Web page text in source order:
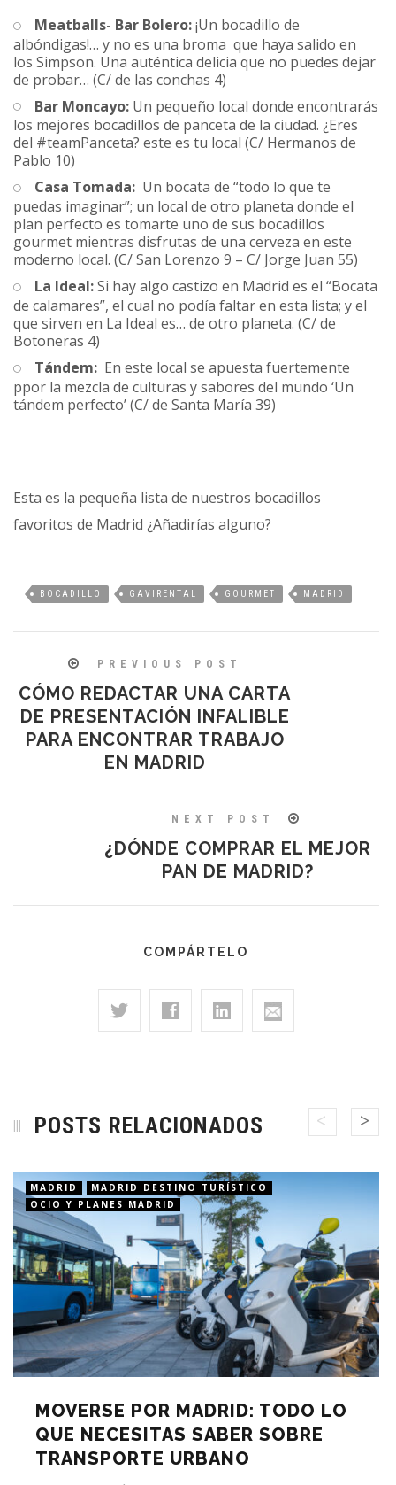
Meatballs- Bar Bolero:¡Un bocadillo de
albóndigas!… y no es una broma que haya salido en
los Simpson. Una auténtica delicia que no puedes dejar
de probar… (C/ de las conchas 4)
Bar Moncayo: Un pequeño local donde encontrarás
los mejores bocadillos de panceta de la ciudad. ¿Eres
del #teamPanceta? este es tu local (C/ Hermanos de
Pablo 10)
Casa Tomada: Un bocata de “todo lo que te
puedas imaginar”; un local de otro planeta donde el
plan perfecto es tomarte uno de sus bocadillos
gourmet mientras disfrutas de una cerveza en este
moderno local. (C/ San Lorenzo 9 – C/ Jorge Juan 55)
La Ideal:Si hay algo castizo en Madrid es el “Bocata
de calamares”, el cual no podía faltar en esta lista; y el
que sirven en La Ideal es… de otro planeta. (C/ de
Botoneras 4)
Tándem: En este local se apuesta fuertemente
ppor la mezcla de culturas y sabores del mundo ‘Un
tándem perfecto’ (C/ de Santa María 39)
Esta es la pequeña lista de nuestros bocadillos
favoritos de Madrid ¿Añadirías alguno?
BOCADILLO GAVIRENTAL GOURMET MADRID
PREVIOUS POST
CÓMO REDACTAR UNA CARTA
DE PRESENTACIÓN INFALIBLE
PARA ENCONTRAR TRABAJO
EN MADRID
NEXT POST
¿DÓNDE COMPRAR EL MEJOR
PAN DE MADRID?
COMPÁRTELO
POSTS RELACIONADOS
MADRID
MADRID DESTINO TURÍSTICO
OCIO Y PLANES MADRID
MOVERSE POR MADRID: TODO LO
QUE NECESITAS SABER SOBRE
TRANSPORTE URBANO